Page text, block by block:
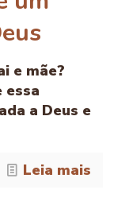
e mãe?
essa
a Deus e
Leia mais